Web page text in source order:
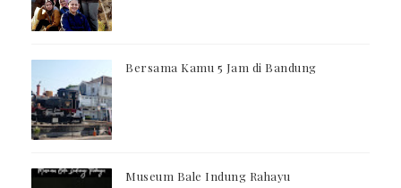
Bersama Kamu 5 Jam di Bandung
Museum Bale Indung Rahayu